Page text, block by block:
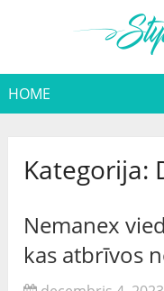
HOME
Kategorija:
Nemanex
kas atbrīvos